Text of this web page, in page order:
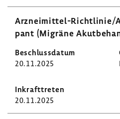
Arzneimittel-​Richtlinie/
pant (Migräne
20.11.2025
20.11.2025